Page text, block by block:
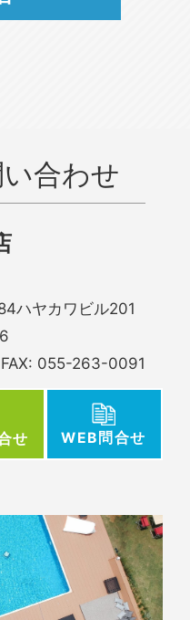
合わせ
ハヤカワビル201
FAX: 055-263-0091
せ WEB問合せ